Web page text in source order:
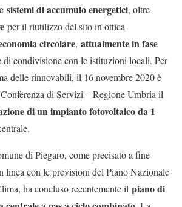
e sistemi di accumulo energetici, oltre
per il riutilizzo del sito in ottica
circolare, attualmente in fase
di condivisione con le istituzioni locali. Per
delle rinnovabili, il 16 novembre 2020 è
di Servizi – Regione Umbria il
di un impianto fotovoltaico da 1
di Piegaro, come precisato a fine
linea con le previsioni del Piano Nazionale
ha concluso recentemente il piano di